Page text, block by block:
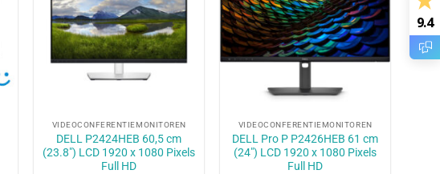
9.4
VIDEOCONFERENTIEMONITOREN
DELL P2424HEB 60,5 cm
(23.8″) LCD 1920 x 1080 Pixels
Full HD
VIDEOCONFERENTIEMONITOREN
DELL Pro P P2426HEB 61 cm
(24″) LCD 1920 x 1080 Pixels
Full HD